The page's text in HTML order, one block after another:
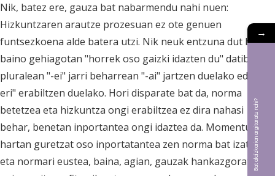
Nik, batez ere, gauza bat nabarmendu nahi nuen:
Hizkuntzaren arautze prozesuan ez ote genuen
funtsezkoena alde batera utzi. Nik neuk entzuna dut behin
baino gehiagotan "horrek oso gaizki idazten du" datibo
pluralean "-ei" jarri beharrean "-ai" jartzen duelako edo "-
eri" erabiltzen duelako. Hori disparate bat da, norma
betetzea eta hizkuntza ongi erabiltzea ez dira nahasi
behar, benetan inportantea ongi idaztea da. Momentu
hartan guretzat oso inportatantea zen norma bat izatea
eta normari eustea, baina, agian, gauzak hankazgoratu
→
Bat aldizkarian argitaratu nahi?